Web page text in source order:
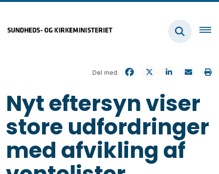
Del med
Nyt eftersyn viser
store udfordringer
med afvikling af